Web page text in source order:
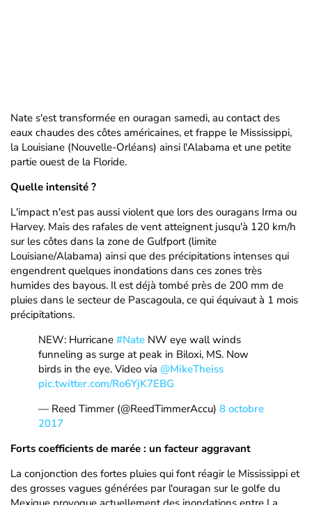
Nate s'est transformée en ouragan samedi, au contact des
eaux chaudes des côtes américaines, et frappe le Mississippi,
la Louisiane (Nouvelle-Orléans) ainsi l'Alabama et une petite
partie ouest de la Floride.
Quelle intensité ?
L'impact n'est pas aussi violent que lors des ouragans Irma ou
Harvey. Mais des rafales de vent atteignent jusqu'à 120 km/h
sur les côtes dans la zone de Gulfport (limite
Louisiane/Alabama) ainsi que des précipitations intenses qui
engendrent quelques inondations dans ces zones très
humides des bayous. Il est déjà tombé près de 200 mm de
pluies dans le secteur de Pascagoula, ce qui équivaut à 1 mois
précipitations.
NEW: Hurricane #Nate NW eye wall winds
funneling as surge at peak in Biloxi, MS. Now
birds in the eye. Video via @MikeTheiss
pic.twitter.com/Ro6YjK7EBG
— Reed Timmer (@ReedTimmerAccu) 8 octobre
2017
Forts coefficients de marée : un facteur aggravant
La conjonction des fortes pluies qui font réagir le Mississippi et
des grosses vagues générées par l'ouragan sur le golfe du